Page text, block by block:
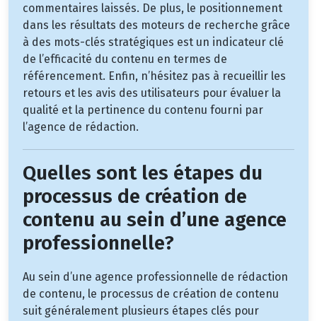
commentaires laissés. De plus, le positionnement
dans les résultats des moteurs de recherche grâce
à des mots-clés stratégiques est un indicateur clé
de l’efficacité du contenu en termes de
référencement. Enfin, n’hésitez pas à recueillir les
retours et les avis des utilisateurs pour évaluer la
qualité et la pertinence du contenu fourni par
l’agence de rédaction.
Quelles sont les étapes du
processus de création de
contenu au sein d’une agence
professionnelle?
Au sein d’une agence professionnelle de rédaction
de contenu, le processus de création de contenu
suit généralement plusieurs étapes clés pour